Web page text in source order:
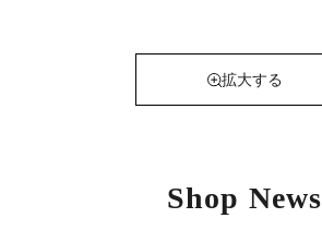
拡大する
Shop News